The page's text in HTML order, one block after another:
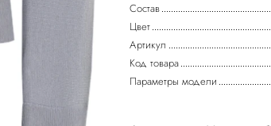
Состав
Цвет
Артикул
Код товара
Параметры модели